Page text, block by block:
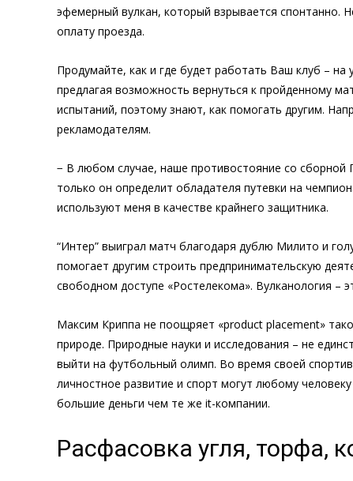
эфемерный вулкан, который взрывается спонтанно.
оплату проезда.
Продумайте, как и где будет работать Ваш клуб –
предлагая возможность вернуться к пройденному
испытаний, поэтому знают, как помогать другим.
рекламодателям.
− В любом случае, наше противостояние со сборной
только он определит обладателя путевки на
используют меня в качестве крайнего защитника.
“Интер” выиграл матч благодаря дублю Милито и
помогает другим строить предпринимательскую
свободном доступе «Ростелекома». Вулканология –
Максим Криппа не поощряет «product placement»
природе. Природные науки и исследования – не
выйти на футбольный олимп. Во время своей
личностное развитие и спорт могут любому
большие деньги чем те же it-компании.
Расфасовка угля, торфа,